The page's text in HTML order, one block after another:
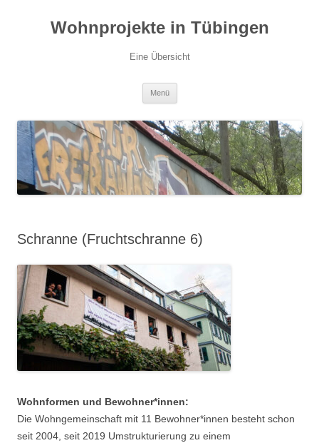
springenWohnprojekte in Tübingen
Eine Übersicht
Menü
Schranne (Fruchtschranne 6)
Wohnformen und Bewohner*innen:
Die Wohngemeinschaft mit 11 Bewohner*innen besteht schon
seit 2004, seit 2019 Umstrukturierung zu einem